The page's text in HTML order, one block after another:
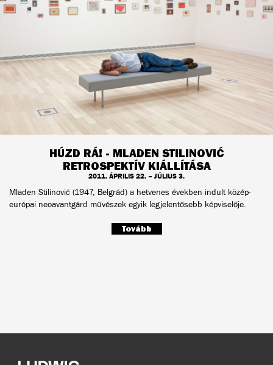
HÚZD RÁ! - MLADEN STILINOVIĆ
RETROSPEKTÍV KIÁLLÍTÁSA
2011. ÁPRILIS 22. – JÚLIUS 3.
Mladen Stilinović (1947, Belgrád) a hetvenes években indult közép-
európai neoavantgárd művészek egyik legjelentősebb képviselője.
Tovább